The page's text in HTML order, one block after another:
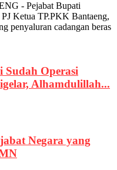
- Pejabat Bupati
Ketua TP.PKK Bantaeng,
penyaluran cadangan beras
Sudah Operasi
Alhamdulillah...
Negara yang